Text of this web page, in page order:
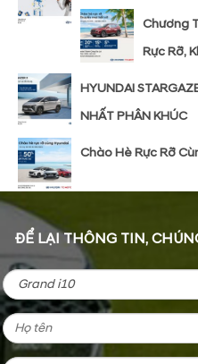
Chương
Rực Rỡ,
HYUNDAI
NHẤT PHÂN KHÚC
Chào Hè Rực Rỡ
ĐỂ LẠI THÔNG TIN,